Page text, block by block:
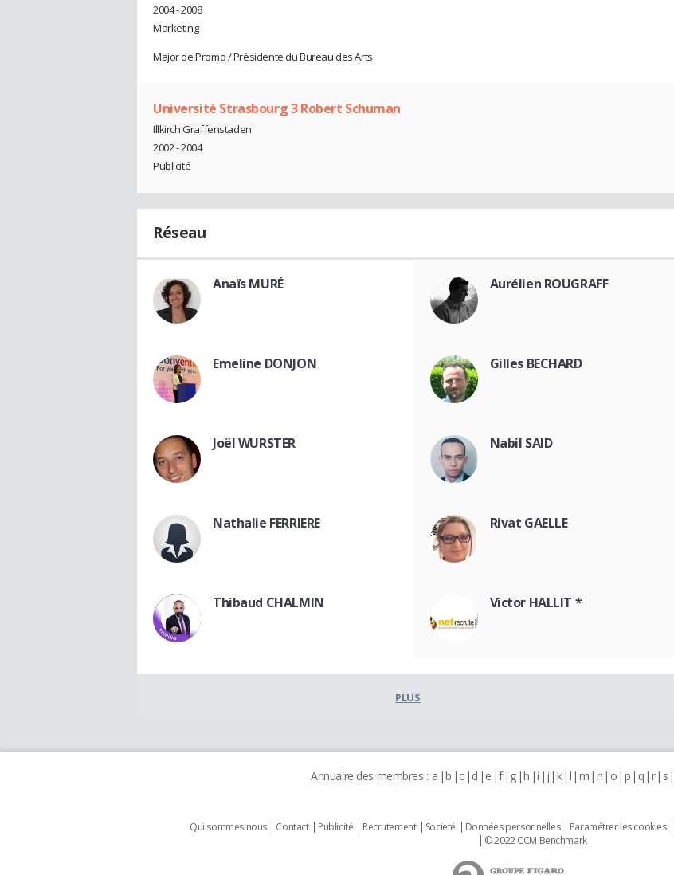
2004 - 2008
Marketing
Major de Promo / Présidente du Bureau des Arts
Université Strasbourg 3 Robert Schuman
Illkirch Graffenstaden
2002 - 2004
Publicité
Réseau
Anaïs MURÉ Aurélien ROUGRAFF
Emeline DONJON Gilles BECHARD
Joël WURSTER Nabil SAID
Nathalie FERRIERE Rivat GAELLE
Thibaud CHALMIN Victor HALLIT *
PLUS
Annuaire des membres : a b c d e f g h i j k l m n o p q r s
Qui sommes nous Contact Publicité Recrutement Societé Données personnelles Paramétrer les cookies
© 2022 CCM Benchmark